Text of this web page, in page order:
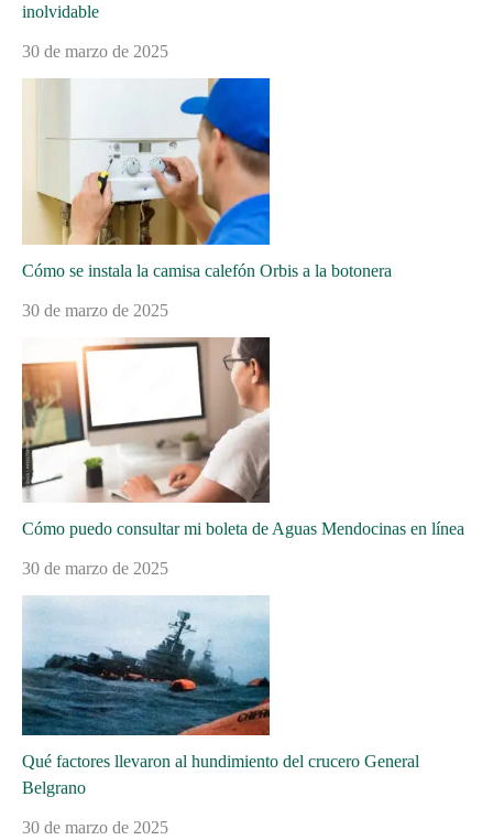
inolvidable
30 de marzo de 2025
Cómo se instala la camisa calefón Orbis a la botonera
30 de marzo de 2025
Cómo puedo consultar mi boleta de Aguas Mendocinas en línea
30 de marzo de 2025
Qué factores llevaron al hundimiento del crucero General
Belgrano
30 de marzo de 2025